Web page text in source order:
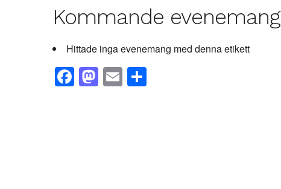
Kommande evenemang
Hittade inga evenemang med denna etikett
Facebook
Mastodon
Email